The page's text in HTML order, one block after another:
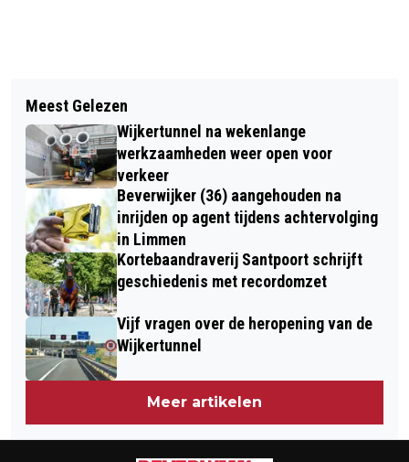
INSCHRIJVING AMATEURTOERNOOIEN
TATA STEEL CHESS TOURNAMENT
2025 START OP VRIJDAG 1
NOVEMBER
SCOOTERRIJDER ERNSTIG GEWOND IN
HEEMSKERK
Meest Gelezen
Wijkertunnel na wekenlange
werkzaamheden weer open voor
verkeer
Beverwijker (36) aangehouden na
inrijden op agent tijdens achtervolging
in Limmen
Kortebaandraverij Santpoort schrijft
geschiedenis met recordomzet
Vijf vragen over de heropening van de
Wijkertunnel
Meer artikelen